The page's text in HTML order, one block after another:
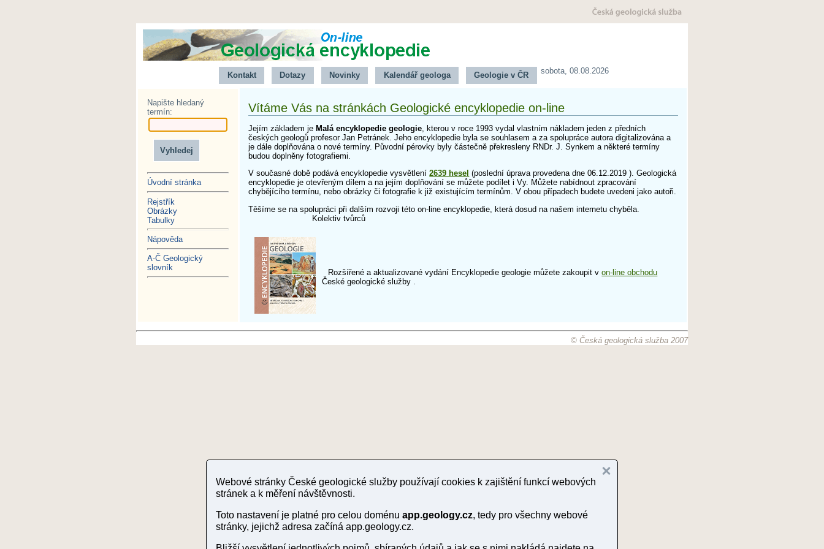
Kontakt Dotazy Novinky Kalendář geologa Geologie v ČR sobota, 08.08.2026
Napište hledaný
termín:
Úvodní stránka
Rejstřík
Obrázky
Tabulky
Nápověda
A-Č Geologický
slovník
Vítáme Vás na stránkách Geologické encyklopedie on-line
Jejím základem je Malá encyklopedie geologie , kterou v roce 1993 vydal vlastním nákladem jeden z předních
českých geologů profesor Jan Petránek. Jeho encyklopedie byla se souhlasem a za spolupráce autora digitalizována a
je dále doplňována o nové termíny. Původní pérovky byly částečně překresleny RNDr. J. Synkem a některé termíny
budou doplněny fotografiemi.
V současné době podává encyklopedie vysvětlení2639 hesel (poslední úprava provedena dne 06.12.2019 ). Geologická
encyklopedie je otevřeným dílem a na jejím doplňování se můžete podílet i Vy. Můžete nabídnout zpracování
chybějícího termínu, nebo obrázky či fotografie k již existujícím termínům. V obou případech budete uvedeni jako autoři.
Těšíme se na spolupráci při dalším rozvoji této on-line encyklopedie, která dosud na našem internetu chyběla.
Kolektiv tvůrců
Rozšířené a aktualizované vydání Encyklopedie geologie můžete zakoupit von-line obchodu
České geologické služby .
© Česká geologická služba 2007
Webové stránky České geologické služby používají cookies k zajištění funkcí webových
stránek a k měření návštěvnosti.
Toto nastavení je platné pro celou doménu app.geology.cz, tedy pro všechny webové
stránky, jejichž adresa začíná app.geology.cz.